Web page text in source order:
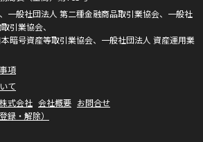
一般社団法人 第二種金融商品取引業協会、一般社
引業協会、
暗号資産等取引業協会、一般社団法人 資産運用業
項
て
式会社 会社概要 お問合せ
録・解除）